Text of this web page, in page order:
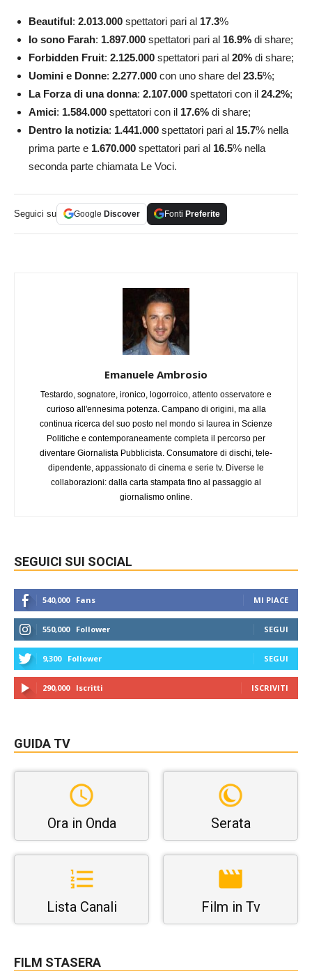
Beautiful: 2.013.000 spettatori pari al 17.3%
Io sono Farah: 1.897.000 spettatori pari al 16.9% di share;
Forbidden Fruit: 2.125.000 spettatori pari al 20% di share;
Uomini e Donne: 2.277.000 con uno share del 23.5%;
La Forza di una donna: 2.107.000 spettatori con il 24.2%;
Amici: 1.584.000 spettatori con il 17.6% di share;
Dentro la notizia: 1.441.000 spettatori pari al 15.7% nella
prima parte e 1.670.000 spettatori pari al 16.5% nella
seconda parte chiamata Le Voci.
Seguici su Google Discover Fonti Preferite
Emanuele Ambrosio
Testardo, sognatore, ironico, logorroico, attento osservatore e
curioso all'ennesima potenza. Campano di origini, ma alla
continua ricerca del suo posto nel mondo si laurea in Scienze
Politiche e contemporaneamente completa il percorso per
diventare Giornalista Pubblicista. Consumatore di dischi, tele-
dipendente, appassionato di cinema e serie tv. Diverse le
collaborazioni: dalla carta stampata fino al passaggio al
giornalismo online.
SEGUICI SUI SOCIAL
540,000 Fans MI PIACE
550,000 Follower SEGUI
9,300 Follower SEGUI
290,000 Iscritti ISCRIVITI
GUIDA TV
Ora in Onda Serata
Lista Canali Film in Tv
FILM STASERA